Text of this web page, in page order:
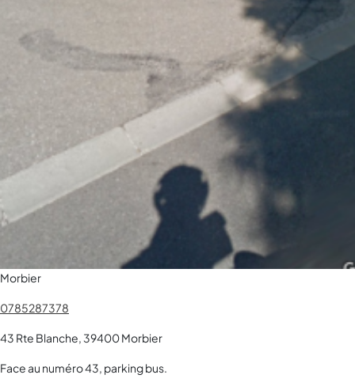
Morbier
0785287378
43 Rte Blanche, 39400 Morbier
Face au numéro 43, parking bus.